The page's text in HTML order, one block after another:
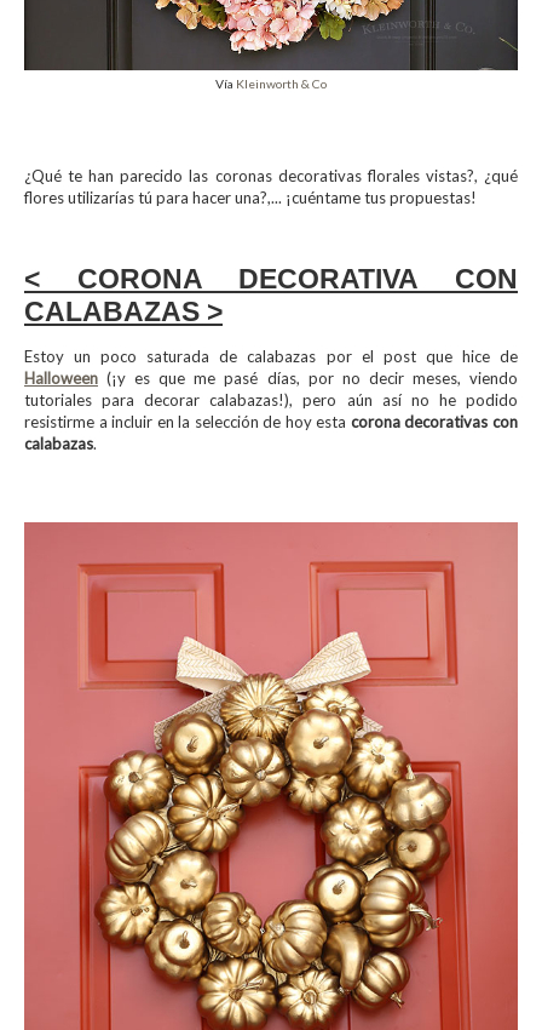
Vía Kleinworth & Co
¿Qué te han parecido las coronas decorativas florales vistas?, ¿qué
flores utilizarías tú para hacer una?,... ¡cuéntame tus propuestas!
< CORONA DECORATIVA CON
CALABAZAS >
Estoy un poco saturada de calabazas por el post que hice de
Halloween (¡y es que me pasé días, por no decir meses, viendo
tutoriales para decorar calabazas!), pero aún así no he podido
resistirme a incluir en la selección de hoy esta corona decorativas con
calabazas.